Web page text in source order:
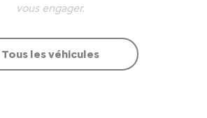
vous engager.
Tous les véhicules